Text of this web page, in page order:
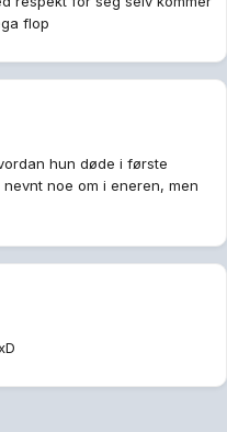
flop
hun døde i første
noe om i eneren, men